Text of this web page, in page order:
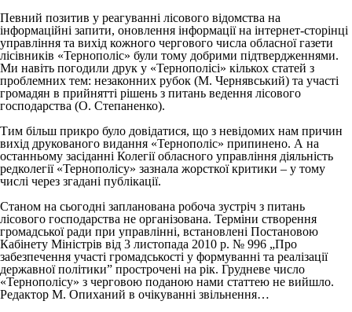
Певний позитив у реагуванні лісового відомства на
інформаційні запити, оновлення інформації на інтернет-сторінці
управління та вихід кожного чергового числа обласної газети
лісівників «Тернополіс» були тому добрими підтвердженнями.
Ми навіть погодили друк у «Тернополісі» кількох статей з
проблемних тем: незаконних рубок (М. Чернявський) та участі
громадян в прийнятті рішень з питань ведення лісового
господарства (О. Степаненко).
Тим більш прикро було довідатися, що з невідомих нам причин
вихід друкованого видання «Тернополіс» припинено. А на
останньому засіданні Колегії обласного управління діяльність
редколегії «Тернополісу» зазнала жорсткої критики – у тому
числі через згадані публікації.
Станом на сьогодні запланована робоча зустріч з питань
лісового господарства не організована. Терміни створення
громадської ради при управлінні, встановлені Постановою
Кабінету Міністрів від 3 листопада 2010 р. № 996 „Про
забезпечення участі громадськості у формуванні та реалізації
державної політики” прострочені на рік. Грудневе число
«Тернополісу» з черговою поданою нами статтею не вийшло.
Редактор М. Опиханий в очікуванні звільнення…